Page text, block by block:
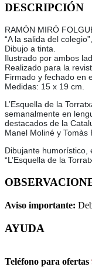
DESCRIPCIÓN
RAMÓN MIRÓ
“A la salida del
Dibujo a tinta.
Ilustrado por ambos
Realizado para la
Firmado y fechado en
Medidas: 15 x 19 cm.
L’Esquella de la
semanalmente en
destacados de la
Manel Moliné y
Dibujante humorístico,
“L’Esquella de la
Aviso importante:
AYUDA
Teléfono para ofertas